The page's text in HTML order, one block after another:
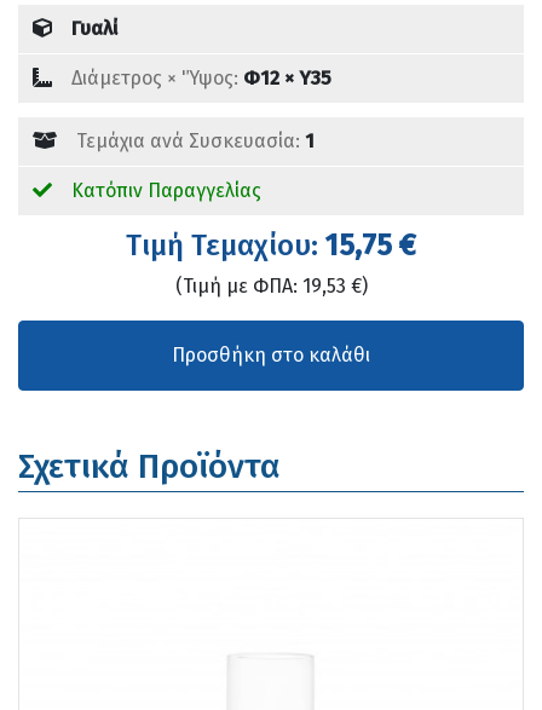
Γυαλί
Διάμετρος × 'Ύψος: Φ12 × Υ35
Τεμάχια ανά Συσκευασία: 1
Κατόπιν Παραγγελίας
Tιμή Τεμαχίου: 15,75 €
(Τιμή με ΦΠΑ: 19,53 €)
Σχετικά Προϊόντα